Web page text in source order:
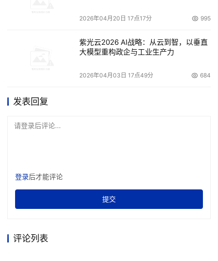
2026年04月20日 17点17分 995
紫光云2026 AI战略：从云到智，以垂直
大模型重构政企与工业生产力
2026年04月03日 17点49分 684
发表回复
请登录后评论...
登录后才能评论
提交
评论列表